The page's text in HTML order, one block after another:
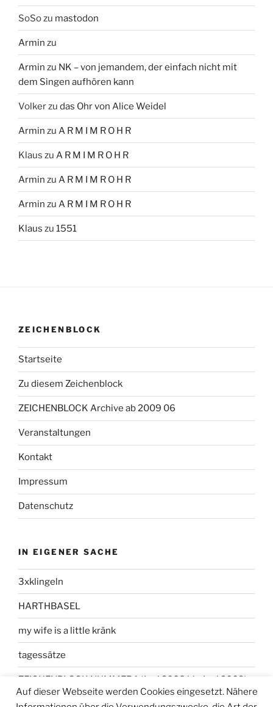
SoSozu mastodon
Armin zu
Armin zu NK – von jemandem, der einfach nicht mit
dem Singen aufhören kann
Volkerzu das Ohr von Alice Weidel
Armin zu A R M I M R O H R
Klaus zu A R M I M R O H R
Armin zu A R M I M R O H R
Armin zu A R M I M R O H R
Klaus zu 1551
ZEICHENBLOCK
Startseite
Zu diesem Zeichenblock
ZEICHENBLOCK Archive ab 2009 06
Veranstaltungen
Kontakt
Impressum
Datenschutz
IN EIGENER SACHE
3xklingeln
HARTHBASEL
my wife is a little kränk
tagessätze
ZEICHENBLOCK NUMMER 1 (Juni 2008 bis Juni 2009)
Auf dieser Webseite werden Cookies eingesetzt. Nähere